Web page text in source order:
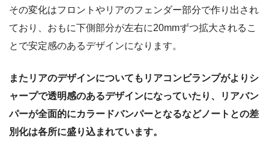
その変化はフロントやリアのフェンダー部分で作り出され
ており、おもに下側部分が左右に20mmずつ拡大されるこ
とで安定感のあるデザインになります。
またリアのデザインについてもリアコンビランプがよりシ
ャープで透明感のあるデザインになっていたり、リアバン
パーが全面的にカラードバンパーとなるなどノートとの差
別化は各所に盛り込まれています。